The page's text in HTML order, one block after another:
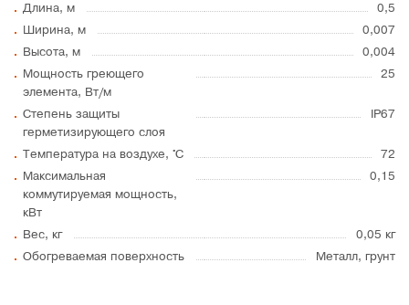
Длина, м
0,5
Ширина, м
0,007
Высота, м
0,004
Мощность греющего
элемента, Вт/м
25
Степень защиты
герметизирующего слоя
IP67
Температура на воздухе, °C
72
Максимальная
коммутируемая мощность,
кВт
0,15
Вес, кг
0,05 кг
Обогреваемая поверхность
Металл, грунт